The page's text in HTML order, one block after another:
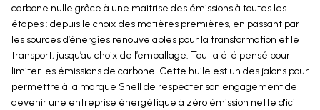
carbone nulle grâce à une maitrise des émissions à toutes les
étapes : depuis le choix des matières premières, en passant par
les sources d’énergies renouvelables pour la transformation et le
transport, jusqu’au choix de l’emballage. Tout a été pensé pour
limiter les émissions de carbone. Cette huile est un des jalons pour
permettre à la marque Shell de respecter son engagement de
devenir une entreprise énergétique à zéro émission nette d'ici